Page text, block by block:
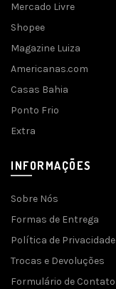
Mercado Livre
Shopee
Magazine Luiza
Americanas.com
Casas Bahia
Ponto Frio
Extra
INFORMAÇÕES
Sobre Nós
Formas de Entrega
Política de Privacidade
Trocas e Devoluções
Formulário de Contato